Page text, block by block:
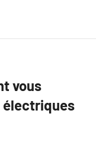
vous
électriques